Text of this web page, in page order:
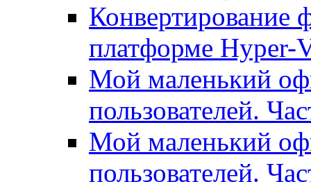
Конвертирование
платформе Hyper-
Мой маленький
пользователей.
Мой маленький
пользователей.